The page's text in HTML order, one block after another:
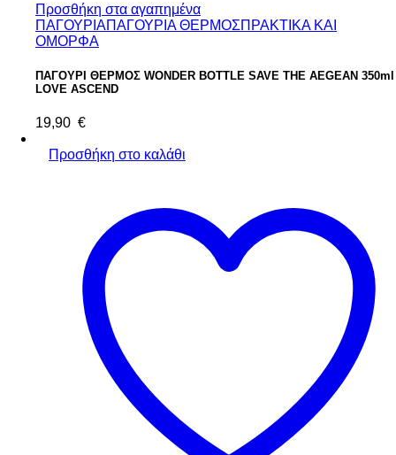
Προσθήκη στα αγαπημένα
ΠΑΓΟΥΡΙΑΠΑΓΟΥΡΙΑ ΘΕΡΜΟΣΠΡΑΚΤΙΚΑ ΚΑΙ
ΟΜΟΡΦΑ
ΠΑΓΟΥΡΙ ΘΕΡΜΟΣ WONDER BOTTLE SAVE THE AEGEAN 350ml
LOVE ASCEND
19,90 €
Προσθήκη στο καλάθι